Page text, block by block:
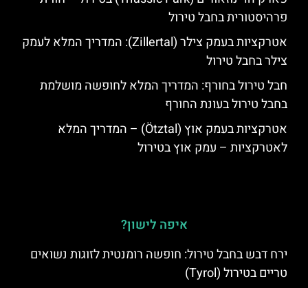
פרהיסטורית בחבל טירול
אטרקציות בעמק צילר (Zillertal): המדריך המלא לעמק
צילר בחבל טירול
חבל טירול בחורף: המדריך המלא לחופשה מושלמת
בחבל טירול בעונת החורף
אטרקציות בעמק אוץ (Ötztal) – המדריך המלא
לאטרקציות – עמק אוץ בטירול
איפה לישון?
ירח דבש בחבל טירול: חופשה רומנטית לזוגות נשואים
טריים בטירול (Tyrol)